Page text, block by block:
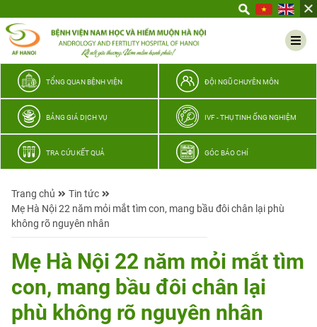
thương
TỔNG QUAN BỆNH VIỆN ĐỘI NGŨ CHUYÊN MÔN
BẢNG GIÁ DỊCH VỤ IVF - THỤ TINH ỐNG NGHIỆM
TRA CỨU KẾT QUẢ GÓC BÁO CHÍ
Trang chủ
Tin tức
Mẹ Hà Nội 22 năm mỏi mắt tìm con, mang bầu đôi chân lại phù
không rõ nguyên nhân
Mẹ Hà Nội 22 năm mỏi mắt tìm
con, mang bầu đôi chân lại
phù không rõ nguyên nhân